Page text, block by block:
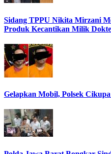
Sidang TPPU Nikita Mirzani
Produk Kecantikan Milik
Gelapkan Mobil, Polsek